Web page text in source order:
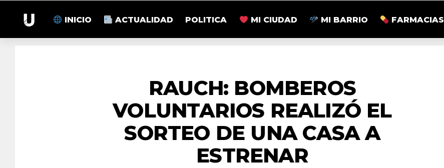
INICIO ACTUALIDAD POLITICA MI CIUDAD MI BARRIO FARMACIAS
RAUCH: BOMBEROS
VOLUNTARIOS REALIZÓ EL
SORTEO DE UNA CASA A
ESTRENAR